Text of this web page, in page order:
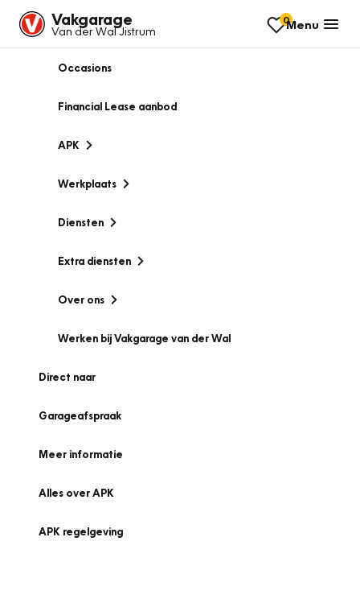
Vakgarage
Van der Wal Jistrum
0Menu
Occasions
Financial Lease aanbod
APK
Werkplaats
Diensten
Extra diensten
Over ons
Werken bij Vakgarage van der Wal
Direct naar
Garageafspraak
Meer informatie
Alles over APK
APK regelgeving